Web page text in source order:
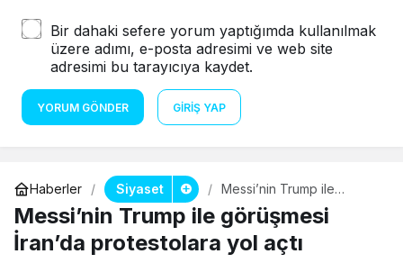
Bir dahaki sefere yorum yaptığımda kullanılmak
üzere adımı, e-posta adresimi ve web site
adresimi bu tarayıcıya kaydet.
YORUM GÖNDER GIRIŞ YAP
Haberler Siyaset
Messi’nin Trump ile
görüşmesi İran’da
protestolara yol açtı
Messi’nin Trump ile görüşmesi
İran’da protestolara yol açtı